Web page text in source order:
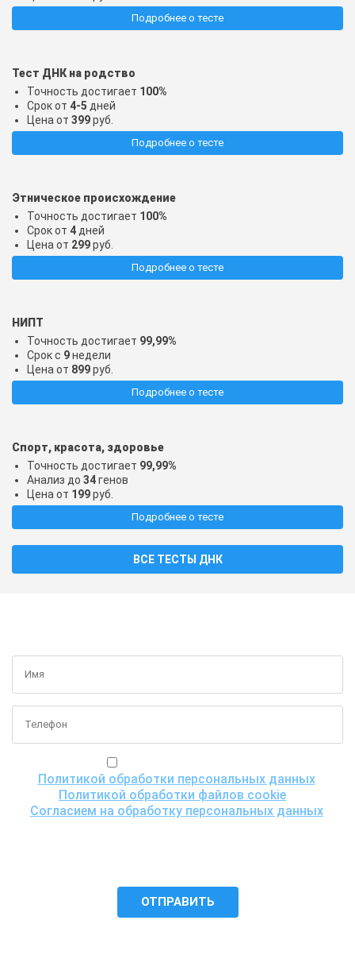
Подробнее о тесте
Тест ДНК на родство
Точность достигает 100%
Срок от 4-5 дней
Цена от 399руб.
Подробнее о тесте
Этническое происхождение
Точность достигает 100%
Срок от 4 дней
Цена от 299руб.
Подробнее о тесте
НИПТ
Точность достигает 99,99%
Срок с 9недели
Цена от 899руб.
Подробнее о тесте
Спорт, красота, здоровье
Точность достигает 99,99%
Анализ до 34генов
Цена от 199руб.
Подробнее о тесте
ВСЕ ТЕСТЫ ДНК
Политикой обработки персональных данных,
Политикой обработки файлов cookie
Согласием на обработку персональных данных,